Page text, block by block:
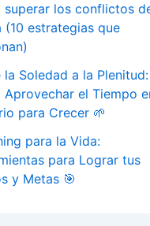
superar los conflictos
(10 estrategias que
Soledad a la Plenitud:
Aprovechar el Tiempo
para Crecer 🌱
para la Vida:
para Lograr tus
y Metas 🎯